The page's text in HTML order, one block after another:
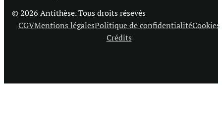
© 2026 Antithèse. Tous droits résevés
CGVMentions légalesPolitique de confidentialitéCookies
Crédits